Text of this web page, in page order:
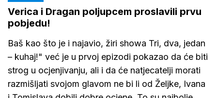
Verica i Dragan poljupcem proslavili prvu
pobjedu!
Baš kao što je i najavio, žiri showa Tri, dva, jedan
– kuhaj!" već je u prvoj epizodi pokazao da će biti
strog u ocjenjivanju, ali i da će natjecatelji morati
razmišljati svojom glavom ne bi li od Željke, Ivana